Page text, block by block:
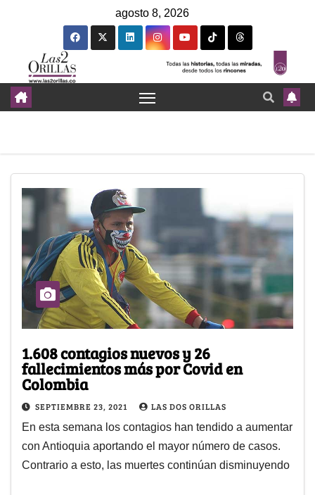
agosto 8, 2026
1.608 contagios nuevos y 26
fallecimientos más por Covid en
Colombia
SEPTIEMBRE 23, 2021 LAS DOS ORILLAS
En esta semana los contagios han tendido a aumentar
con Antioquia aportando el mayor número de casos.
Contrario a esto, las muertes continúan disminuyendo